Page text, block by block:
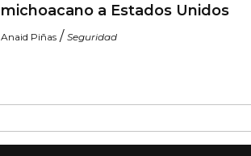
michoacano a Estados Unidos
Anaid Piñas/ Seguridad